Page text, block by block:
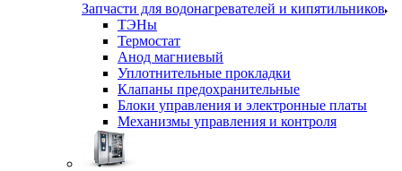
Запчасти для водонагревателей и кипятильников
ТЭНы
Термостат
Анод магниевый
Уплотнительные прокладки
Клапаны предохранительные
Блоки управления и электронные платы
Механизмы управления и контроля